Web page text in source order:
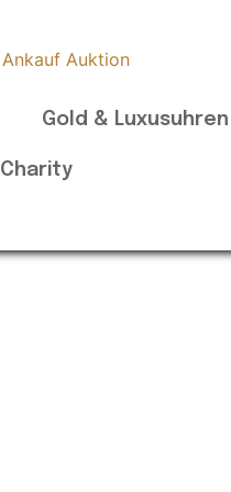
Gold & Luxusuhren
Charity